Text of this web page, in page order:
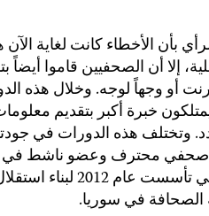
بأن الأخطاء كانت لغاية
إلا أن الصحفيين قاموا أيضاً
أو وجهاً لوجه. وخلال هذه
خبرة أكبر بتقديم
وتختلف هذه الدورات في
صحفي محترف وعضو ناشط في
الصحفيين السوريين التي تأسست عام 2012 لبناء
الصحافة في سوريا.